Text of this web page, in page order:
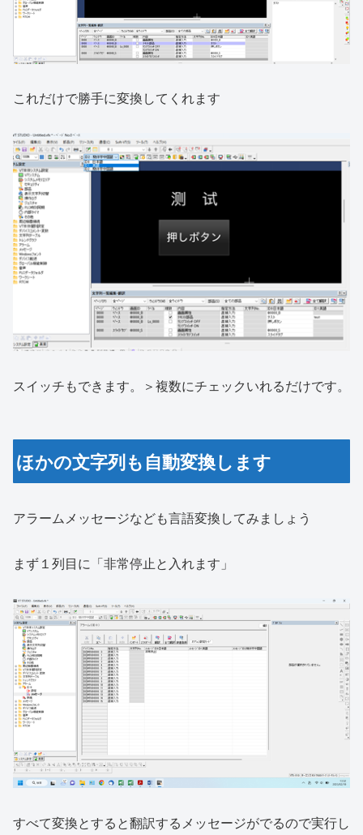
これだけで勝手に変換してくれます
スイッチもできます。＞複数にチェックいれるだけです。
ほかの文字列も自動変換します
アラームメッセージなども言語変換してみましょう
まず１列目に「非常停止と入れます」
すべて変換とすると翻訳するメッセージがでるので実行し